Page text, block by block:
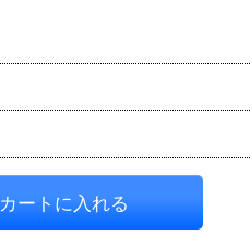
カートに入れる